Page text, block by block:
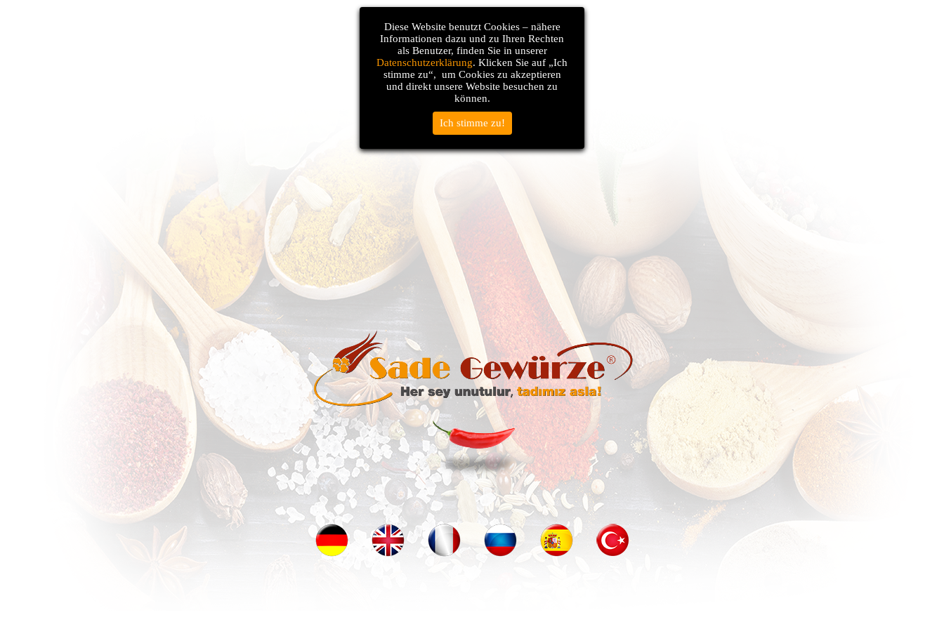
Diese Website benutzt Cookies – nähere
Informationen dazu und zu Ihren Rechten
als Benutzer, finden Sie in unserer
Datenschutzerklärung. Klicken Sie auf „Ich
stimme zu“, um Cookies zu akzeptieren
und direkt unsere Website besuchen zu
können.
Ich stimme zu!